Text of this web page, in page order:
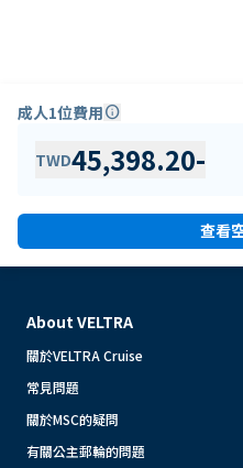
成人1位費用info
TWD45,398.20-
查看
About VELTRA
關於VELTRA Cruise
常見問題
關於MSC的疑問
有關公主郵輪的問題